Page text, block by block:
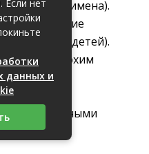
(их имена).
болеющие
(имена детей).
с плохим
два
с желудочными
Если нет
данных и